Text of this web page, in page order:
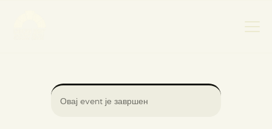
НАСЛОВНА
Овај event је завршен